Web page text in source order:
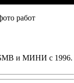
работ
БМВ и МИНИ с 1996.